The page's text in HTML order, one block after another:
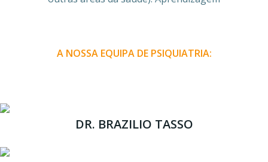
A NOSSA EQUIPA DE PSIQUIATRIA:
DR. BRAZILIO TASSO